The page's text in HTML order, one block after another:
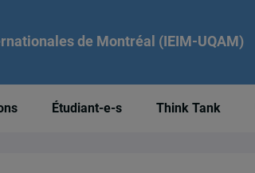
de Montréal (IEIM-UQAM)
Étudiant-e-s Think Tank